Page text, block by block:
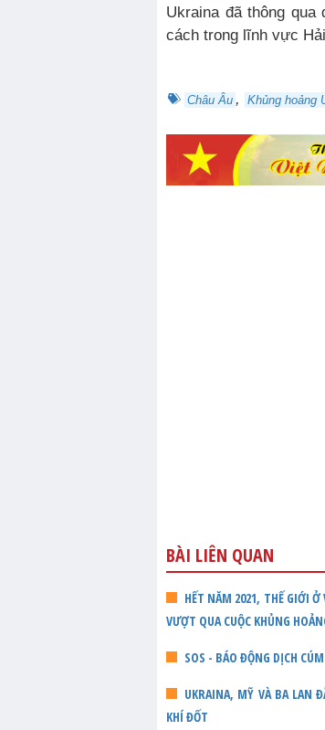
Ukraina đã thông
cách trong lĩnh vực
Châu Âu , Khủng hoảng
BÀI LIÊN QUAN
HẾT NĂM 2021, THẾ GIỚI
VƯỢT QUA CUỘC KHỦNG
SOS - BÁO ĐỘNG DỊCH
UKRAINA, MỸ VÀ BA LAN
KHÍ ĐỐT